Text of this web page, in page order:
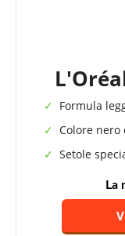
Formula
Colore
Setole
La